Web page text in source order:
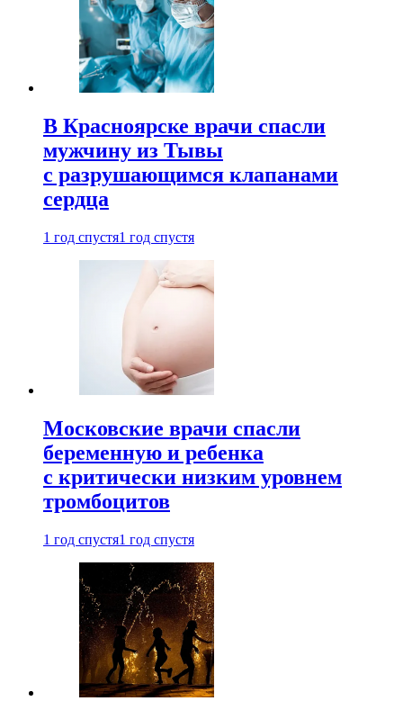
В Красноярске врачи спасли
мужчину из Тывы
с разрушающимся клапанами
сердца
1 год спустя1 год спустя
Московские врачи спасли
беременную и ребенка
с критически низким уровнем
тромбоцитов
1 год спустя1 год спустя